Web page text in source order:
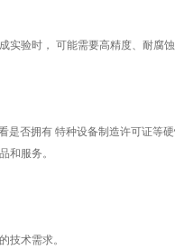
验时， 可能需要高精度、耐腐
否拥有 特种设备制造许可证等硬
和服务。
技术需求。